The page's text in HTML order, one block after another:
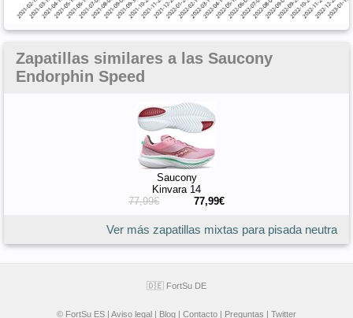
Zapatillas similares a las Saucony
Endorphin Speed
Saucony
Kinvara 14
77,99€
77,99€
Ver más zapatillas mixtas para pisada neutra
🇩🇪 FortSu DE
© FortSu ES | Aviso legal | Blog | Contacto | Preguntas | Twitter